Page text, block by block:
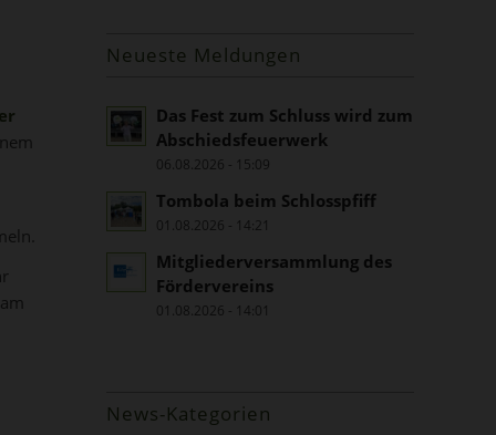
Neueste Meldungen
Das Fest zum Schluss wird zum
Abschiedsfeuerwerk
06.08.2026 - 15:09
Tombola beim Schlosspfiff
01.08.2026 - 14:21
Mitgliederversammlung des
Fördervereins
01.08.2026 - 14:01
News-Kategorien